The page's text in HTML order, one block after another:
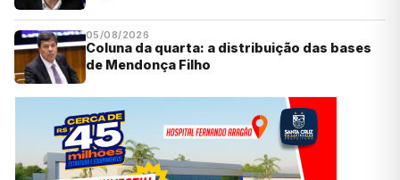
05/08/2026
Coluna da quarta: a distribuição das bases
de Mendonça Filho